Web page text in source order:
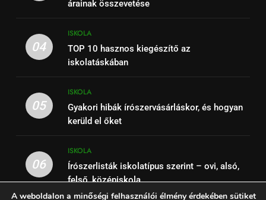
árainak összevetése
04
ISKOLA
TOP 10 hasznos kiegészítő az
iskolatáskában
05
ISKOLA
Gyakori hibák írószervásárláskor, és hogyan
kerüld el őket
06
ISKOLA
Írószerlisták iskolatípus szerint – ovi, alsó,
felső, középiskola
A weboldalon a minőségi felhasználói élmény érdekében sütiket